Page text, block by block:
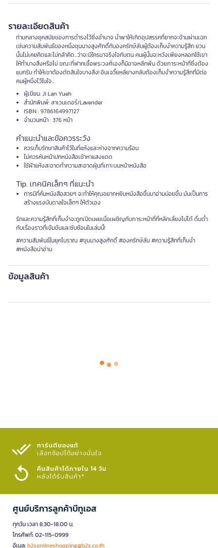
รายละเอียดสินค้า
ท่ามกลางยุคสมัยของการดำรงไว้ซึ่งอำนาจ นำพาให้เกิดอุปสรรคที่ยากจะข้ามผ่านเฉก
เช่นความสัมพันธ์ของหนึ่งขุนนางสูงศักดิ์กับองครักษ์ลับผู้ต้องเก็บงำความรู้สึก ยวน
นั้นไม่เคยคิดและไม่กล้าคิด...ว่าจะมีใครมาจริงใจกับตน คนผู้นั้นจะหวังเพียงหลอกใช้เขา
ให้ทำบางสิ่งหรือไม่ ขณะที่ฟากเชื้อพระวงศ์เองก็มิอาจหลีกพ้น ด้วยภาระหน้าที่ซึ่งต้อง
แบกรับ ทำให้เขาต้องตัดสินใจบางสิ่ง! อินเจวี๋ยหลียางกลับต้องเก็บงำความรู้สึกที่มีต่อ
คนผู้หนึ่งไว้ในใจ...
ผู้เขียน: Ji Lan Yueh
สำนักพิมพ์: ลาเวนเดอร์/Lavender
ISBN : 9786164997127
จำนวนหน้า : 376 หน้า
คำแนะนำและข้อควรระวัง
ควรเก็บรักษาสินค้าไว้ในที่แห้งและห่างจากความร้อน
ไม่ควรหันหน้าปกหนังสือเข้าหาแสงแดด
ใช้ผ้าแห้งสะอาดทำความสะอาดฝุ่นที่เกาะบนหน้าหนังสือ
Tip. เทคนิคเล็กๆ ที่แนะนำ
การมีที่คั่นหนังสือสวยๆ จะทำให้คุณอยากหยิบหนังสือขึ้นมาอ่านบ่อยขึ้น มันเป็นการ
สร้างแรงบันดาลใจเล็กๆ ให้ตัวเอง
รักและความรู้สึกที่เก็บงำจะถูกเปิดเผยเมื่อเผชิญกับภาระหน้าที่ที่หลีกเลี่ยงไม่ได้ ดื่มด่ำ
กับเรื่องราวที่เข้มข้นและซับซ้อนในเล่มนี้!
#ความสัมพันธ์ในยุคโบราณ #ขุนนางสูงศักดิ์ #องครักษ์ลับ #ความรู้สึกที่เก็บงำ
#หนังสือน่าอ่าน
ข้อมูลสินค้า
การันตีของแท้
เลือกช้อปได้อย่างมั่นใจ​
คืนสินค้าได้ภายใน 14 วัน
หลังได้รับสินค้า*
ศูนย์บริการลูกค้าบีทูเอส
ทุกวัน เวลา 8.30-18.00 น.
โทรศัพท์: 02-115-0999
อีเมล:b2sonlineshopping@b2s.co.th